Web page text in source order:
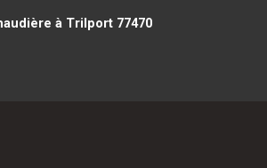
à Trilport 77470